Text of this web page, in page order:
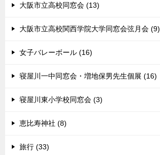
大阪市立高校同窓会 (13)
大阪市立高校関西学院大学同窓会弦月会 (9)
女子バレーボール (16)
寝屋川一中同窓会・増地保男先生個展 (16)
寝屋川東小学校同窓会 (3)
恵比寿神社 (8)
旅行 (33)